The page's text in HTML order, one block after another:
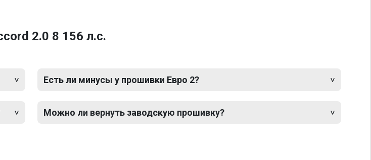
2.0 8 156 л.с.
Есть ли минусы у прошивки Евро 2?
Можно ли вернуть заводскую прошивку?